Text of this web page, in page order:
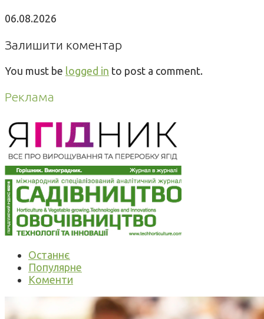
06.08.2026
Залишити коментар
You must be logged in to post a comment.
Реклама
Останнє
Популярне
Коменти